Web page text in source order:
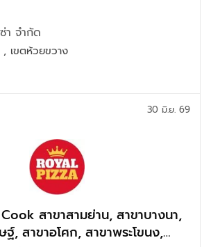
า จำกัด
, เขตห้วยขวาง
สาขาสามย่าน, สาขาบางนา,
ฐ์, สาขาอโศก, สาขาพระโขนง,
30 มิ.ย. 69